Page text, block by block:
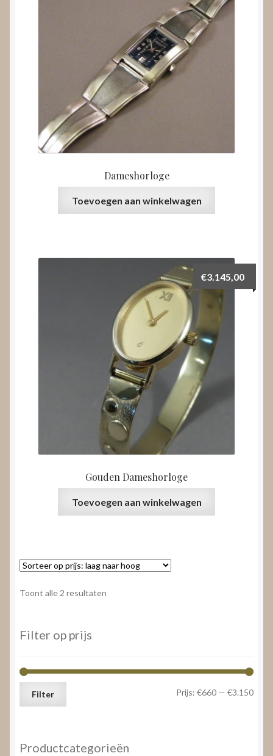
Dameshorloge
Toevoegen aan winkelwagen
Gouden Dameshorloge
€3.145,00
Toevoegen aan winkelwagen
Toont alle 2 resultaten
Filter op prijs
Min.
Max.
Filter Prijs: €660 — €3.150
Productcategorieën